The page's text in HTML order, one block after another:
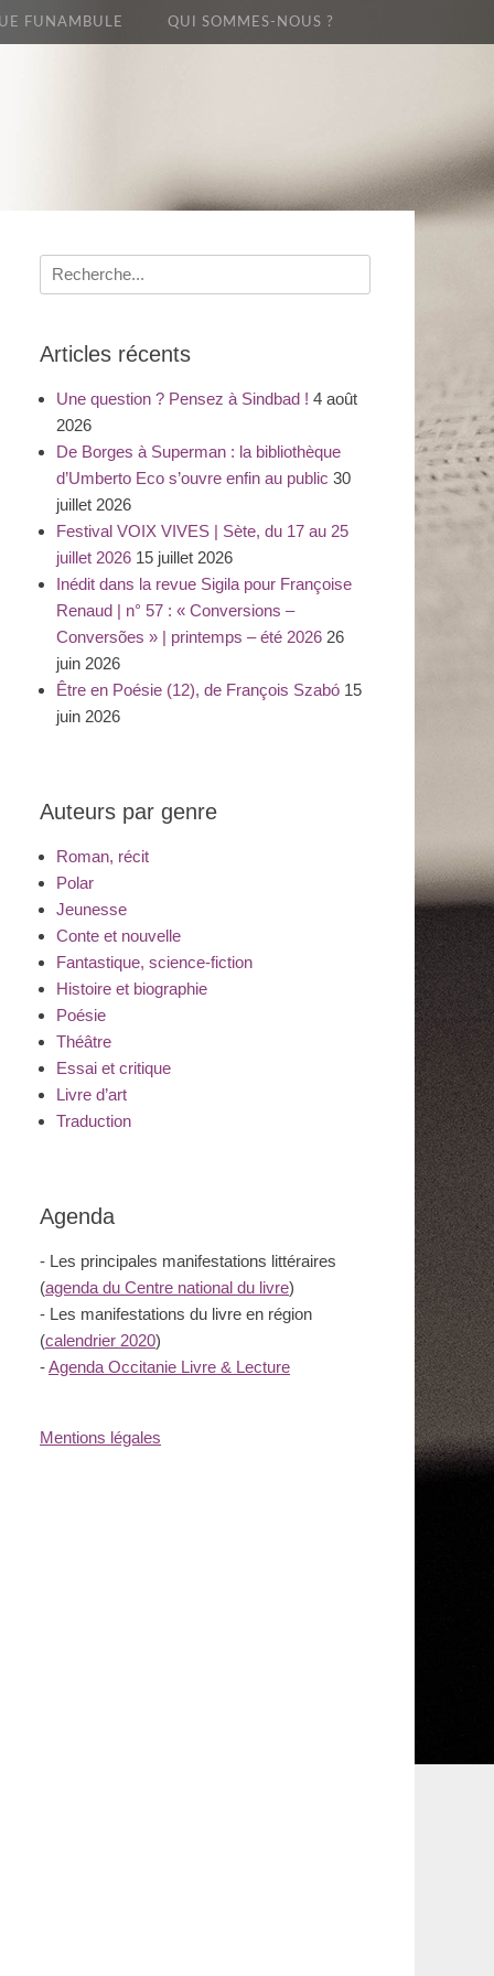
FUNAMBULE QUI SOMMES-NOUS ?
Recherche
pour
Articles récents
Une question ? Pensez à Sindbad ! 4 août
2026
De Borges à Superman : la bibliothèque
d’Umberto Eco s’ouvre enfin au public 30
juillet 2026
Festival VOIX VIVES | Sète, du 17 au 25
juillet 2026 15 juillet 2026
Inédit dans la revue Sigila pour Françoise
Renaud | n° 57 : « Conversions –
Conversões » | printemps – été 2026 26
juin 2026
Être en Poésie (12), de François Szabó 15
juin 2026
Auteurs par genre
Roman, récit
Polar
Jeunesse
Conte et nouvelle
Fantastique, science-fiction
Histoire et biographie
Poésie
Théâtre
Essai et critique
Livre d’art
Traduction
Agenda
- Les principales manifestations littéraires
(agenda du Centre national du livre)
- Les manifestations du livre en région
(calendrier 2020)
-Agenda Occitanie Livre & Lecture
Mentions légales